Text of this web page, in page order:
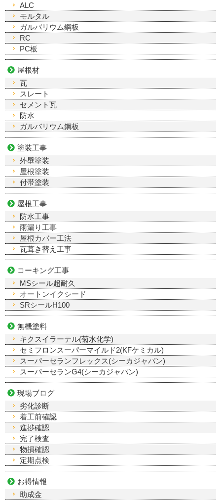
ALC
モルタル
ガルバリウム鋼板
RC
PC板
屋根材
瓦
スレート
セメント瓦
防水
ガルバリウム鋼板
塗装工事
外壁塗装
屋根塗装
付帯塗装
屋根工事
防水工事
雨漏り工事
屋根カバー工法
瓦葺き替え工事
コーキング工事
MSシール超耐久
オートンイクシード
SRシールH100
無機塗料
キクスイラーテル(菊水化学)
セミフロンスーパーマイルド2(KFケミカル)
スーパーセランフレックス(シーカジャパン)
スーパーセランG4(シーカジャパン)
現場ブログ
劣化診断
着工前確認
進捗確認
完了検査
物損確認
定期点検
お得情報
助成金